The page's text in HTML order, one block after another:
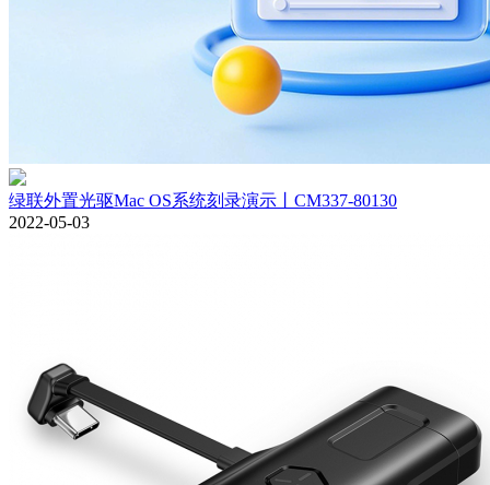
绿联外置光驱Mac OS系统刻录演示丨CM337-80130
2022-05-03